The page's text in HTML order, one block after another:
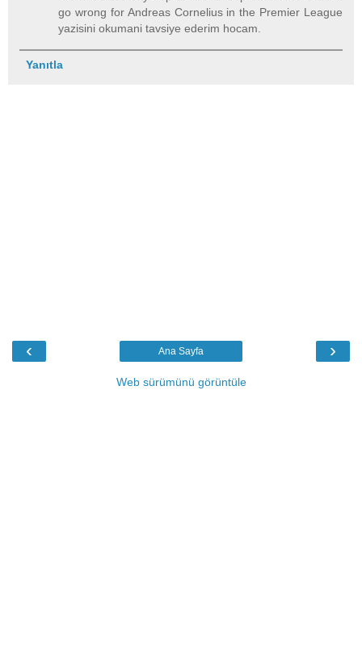
go wrong for Andreas Cornelius in the Premier League
yazisini okumani tavsiye ederim hocam.
Yanıtla
‹ ›
Ana Sayfa
Web sürümünü görüntüle